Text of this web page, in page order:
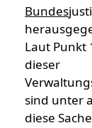
Bundes
Laut Punkt
dieser
sind unter
diese